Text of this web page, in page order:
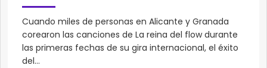
Cuando miles de personas en Alicante y Granada
corearon las canciones de La reina del flow durante
las primeras fechas de su gira internacional, el éxito
del...